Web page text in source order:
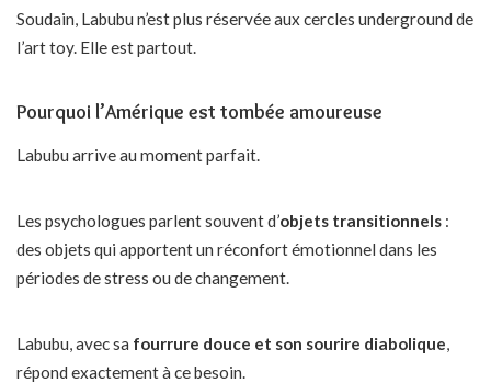
Soudain, Labubu n’est plus réservée aux cercles underground de
l’art toy. Elle est partout.
Pourquoi l’Amérique est tombée amoureuse
Labubu arrive au moment parfait.
Les psychologues parlent souvent d’objets transitionnels :
des objets qui apportent un réconfort émotionnel dans les
périodes de stress ou de changement.
Labubu, avec sa fourrure douce et son sourire diabolique,
répond exactement à ce besoin.